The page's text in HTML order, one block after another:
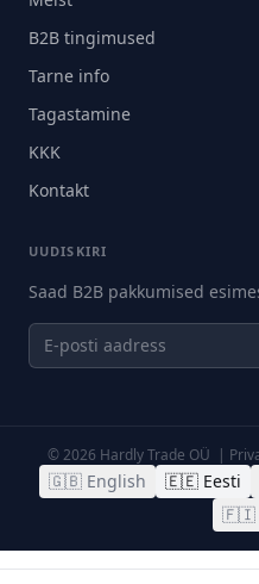
B2B tingimused
Tarne info
Tagastamine
KKK
Kontakt
UUDISKIRI
Saad B2B pakkumised
©2026 Hardly Trade OÜ |
🇬🇧 English 🇪🇪 Eesti
🇫🇮